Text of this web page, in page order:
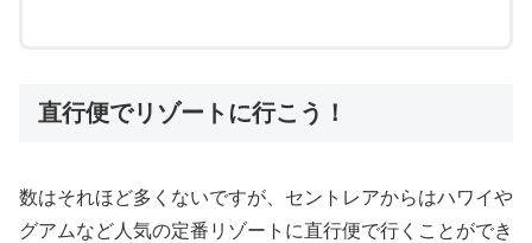
直行便でリゾートに行こう！
数はそれほど多くないですが、セントレアからはハワイや
グアムなど人気の定番リゾートに直行便で行くことができ